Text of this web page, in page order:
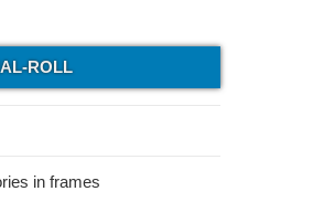
ROLL
in frames